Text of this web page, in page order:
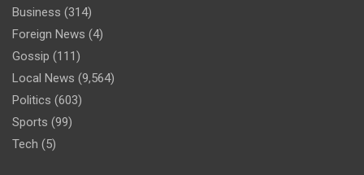
Business (314)
Foreign News (4)
Gossip (111)
Local News (9,564)
Politics (603)
Sports (99)
Tech (5)